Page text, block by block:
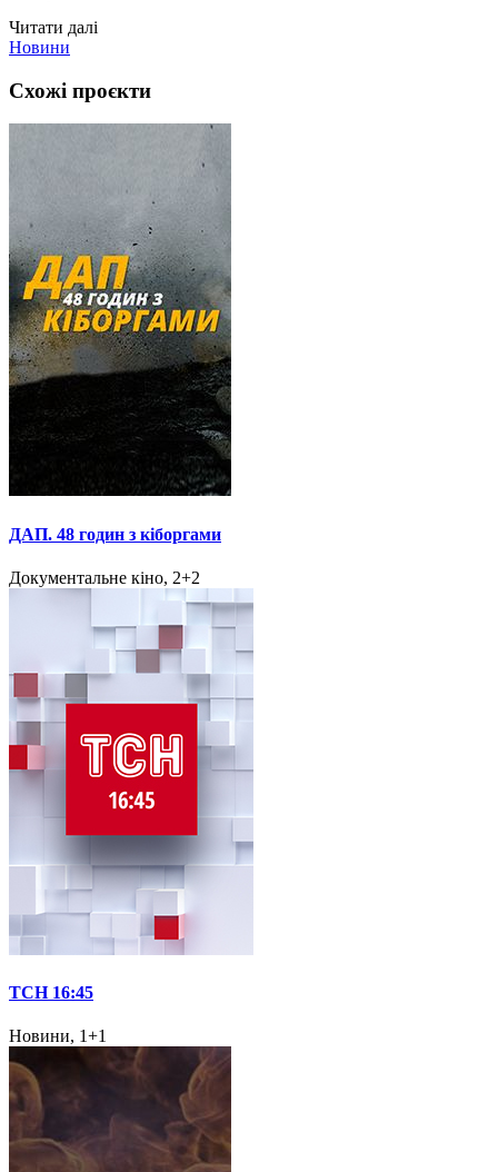
Читати далі
Новини
Схожі проєкти
ДАП. 48 годин з кіборгами
Документальне кіно, 2+2
ТСН 16:45
Новини, 1+1